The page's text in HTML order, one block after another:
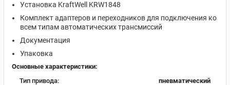
Установка KraftWell KRW1848
Комплект адаптеров и переходников для подключения ко
всем типам автоматических трансмиссий
Документация
Упаковка
Основные характеристики:
Тип привода:
пневматический